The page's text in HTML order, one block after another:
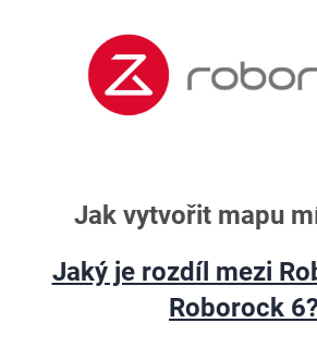
Jak vytvořit mapu
Jaký je rozdíl mezi
Roborock 6?